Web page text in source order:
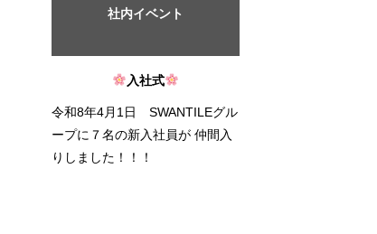
社内イベント
入社式
令和8年4月1日 SWANTILEグル
ープに７名の新入社員が 仲間入
りしました！！！